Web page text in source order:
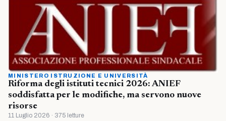
MINISTERO ISTRUZIONE E UNIVERSITÀ
Riforma degli istituti tecnici 2026: ANIEF
soddisfatta per le modifiche, ma servono nuove
risorse
11 Luglio 2026 · 375 letture